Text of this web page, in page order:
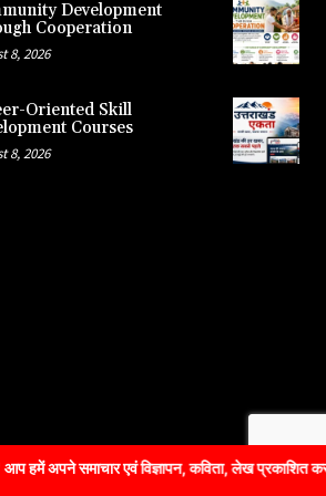
कविता, लेख प्रकाशित करने के लिए संपर्क कर
Development
Cooperation
8, 2026
Oriented Skill
Courses
8, 2026